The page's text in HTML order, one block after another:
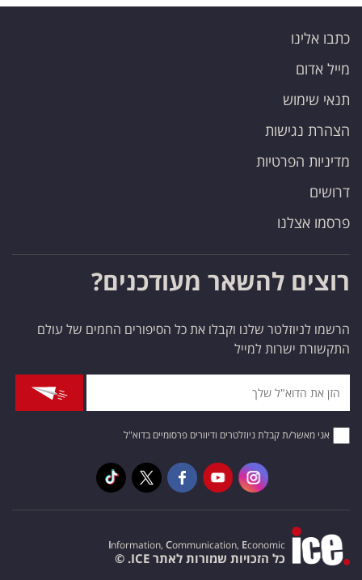
כתבו אלינו
מייל אדום
תנאי שימוש
הצהרת נגישות
מדיניות הפרטיות
דרושים
פרסמו אצלנו
רוצים להשאר מעודכנים?
הרשמו לניוזלטר שלנו וקבלו את כל הסיפורים החמים של עולם
התקשורת ישרות למייל
אני מאשר/ת קבלת ניוזלטרים ודיוורים פרסומיים בדוא"ל
Information, Communication, Economic
כל הזכויות שמורות לאתר ICE. ©